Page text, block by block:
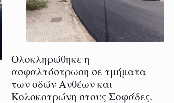
Ολοκληρώθηκε η
ασφαλτόστρωση σε τμήματα
των οδών Ανθέων και
Κολοκοτρώνη στους Σοφάδες.